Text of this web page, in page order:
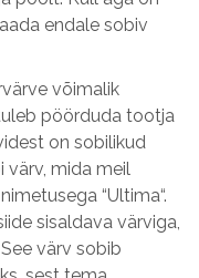
endale sobiv
võimalik
pöörduda tootja
on sobilikud
värv, mida meil
“Ultima“.
sisaldava värviga,
värv sobib